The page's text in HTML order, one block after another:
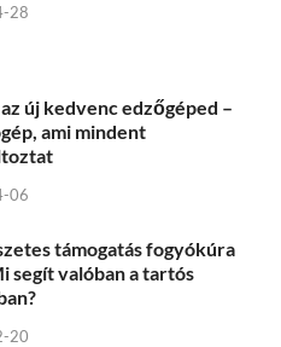
28
az új kedvenc edzőgéped –
ami mindent
06
támogatás fogyókúra
segít valóban a tartós
20